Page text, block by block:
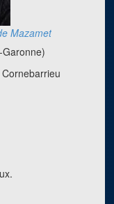
Mazamet